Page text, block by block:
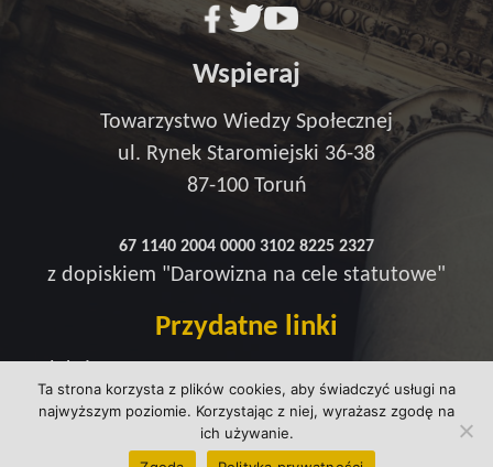
Ta strona korzysta z plików cookies, aby świadczyć usługi na
najwyższym poziomie. Korzystając z niej, wyrażasz zgodę na
ich używanie.
Wspieraj
Towarzystwo Wiedzy Społecznej
ul. Rynek Staromiejski 36-38
87-100 Toruń
67 1140 2004 0000 3102 8225 2327
z dopiskiem "Darowizna na cele statutowe"
Przydatne linki
Strefa wsparcia
Polityka prywatności